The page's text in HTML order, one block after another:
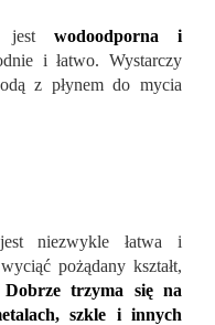
jest wodoodporna i
i łatwo. Wystarczy
z płynem do mycia
jest niezwykle łatwa i
pożądany kształt,
Dobrze trzyma się na
szkle i innych